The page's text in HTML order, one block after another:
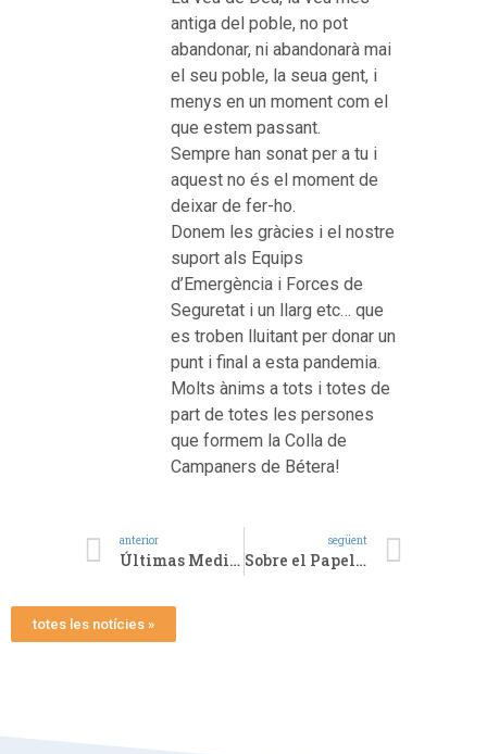
antiga del poble, no pot
abandonar, ni abandonarà mai
el seu poble, la seua gent, i
menys en un moment com el
que estem passant.
Sempre han sonat per a tu i
aquest no és el moment de
deixar de fer-ho.
Donem les gràcies i el nostre
suport als Equips
d’Emergència i Forces de
Seguretat i un llarg etc… que
es troben lluitant per donar un
punt i final a esta pandemia.
Molts ànims a tots i totes de
part de totes les persones
que formem la Colla de
Campaners de Bétera!
anterior
Últimas Medidas adoptadas frente al Coronavirus (Covid-19)
següent
Sobre el Papel Higiénico
totes les notícies »